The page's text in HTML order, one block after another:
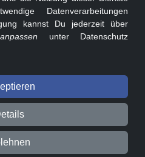
Golf II Forum seit 2010 ❤️
Datenschutz Impressum
Datenverarbeitungen
kannst Du jederzeit über
unter Datenschutz